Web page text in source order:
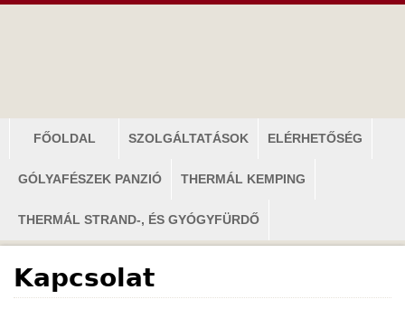
m
n
ü
FŐOLDAL SZOLGÁLTATÁSOK ELÉRHETŐSÉG
GÓLYAFÉSZEK PANZIÓ THERMÁL KEMPING
THERMÁL STRAND-, ÉS GYÓGYFÜRDŐ
Kapcsolat